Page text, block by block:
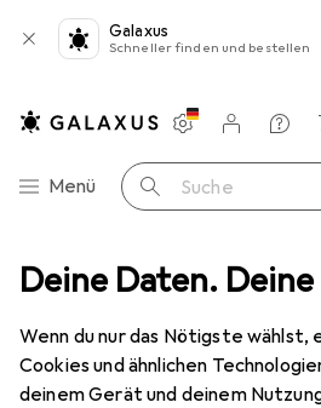
Deine Daten. Deine
Wenn du nur das Nötigste wählst,
Cookies und ähnlichen
deinem Gerät und deinem
Galaxus
Schneller finden und bestellen
Navigation nach Kategorien
Menü Suche
Einstellungen
Kundenkonto
Vergleichslisten
Merklisten
Warenkorb
Schutz Smartphone Hülle
2 Bilder